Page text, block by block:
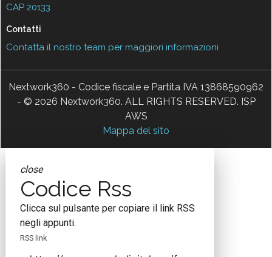
CAP 20133
Contatti
Contatta il nostro team per maggiori informazioni
Nextwork360 - Codice fiscale e Partita IVA 13868590962
- © 2026 Nextwork360. ALL RIGHTS RESERVED. ISP
AWS
Mappa del sito
close
Codice Rss
Clicca sul pulsante per copiare il link RSS
negli appunti.
RSS link